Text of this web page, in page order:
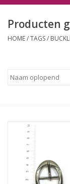
FAQ
Producten
HOME/TAGS/